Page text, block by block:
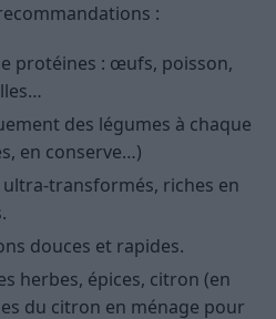
:
protéines : œufs, poisson,
des légumes à chaque
en conserve…)
transformés, riches en
douces et rapides.
herbes, épices, citron (en
du citron en ménage pour